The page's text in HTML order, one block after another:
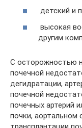
детский и
высокая
другим
С осторожностью
почечной
дегидратации,
почечной
почечных артерий
почки, аортальном